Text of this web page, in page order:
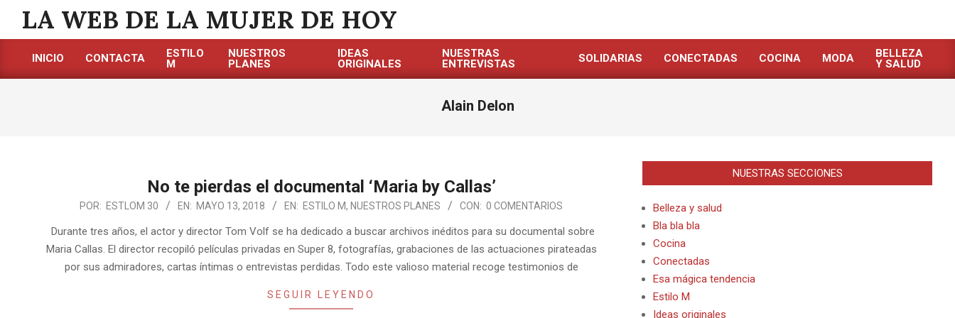
contenido
LA WEB DE LA MUJER DE HOY
INICIO CONTACTA
ESTILO
M
NUESTROS
PLANES
IDEAS
ORIGINALES
NUESTRAS
ENTREVISTAS
SOLIDARIAS CONECTADAS COCINA MODA
BELLEZA
Y SALUD
Alain Delon
No te pierdas el documental ‘Maria by Callas’
POR: ESTLOM 30 EN: MAYO 13, 2018 EN: ESTILO M, NUESTROS PLANES CON: 0 COMENTARIOS
Durante tres años, el actor y director Tom Volf se ha dedicado a buscar archivos inéditos para su documental sobre
Maria Callas. El director recopiló películas privadas en Super 8, fotografías, grabaciones de las actuaciones pirateadas
por sus admiradores, cartas íntimas o entrevistas perdidas. Todo este valioso material recoge testimonios de
SEGUIR LEYENDO
NUESTRAS SECCIONES
Belleza y salud
Bla bla bla
Cocina
Conectadas
Esa mágica tendencia
Estilo M
Ideas originales